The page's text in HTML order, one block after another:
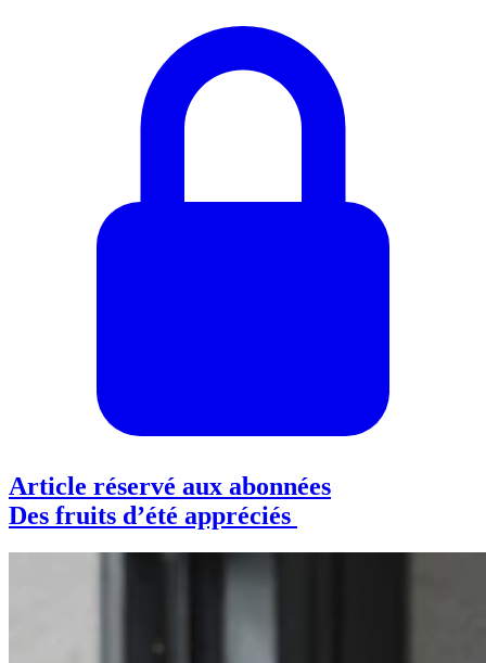
Article réservé aux abonnées
Des fruits d’été appréciés